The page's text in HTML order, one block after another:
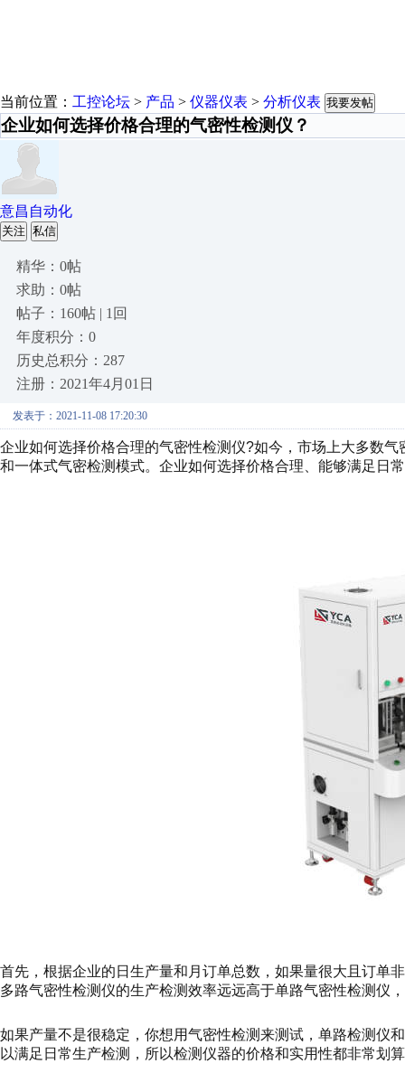
当前位置： 工控论坛 > 产品 > 仪器仪表 > 分析仪表 我要发帖
企业如何选择价格合理的气密性检测仪？
意昌自动化
关注 私信
精华：0帖
求助：0帖
帖子：160帖 | 1回
年度积分：0
历史总积分：287
注册：2021年4月01日
发表于：2021-11-08 17:20:30
企业如何选择价格合理的气密性检测仪?如今，市场上大多数
和一体式气密检测模式。企业如何选择价格合理、能够满足日
首先，根据企业的日生产量和月订单总数，如果量很大且订单
多路气密性检测仪的生产检测效率远远高于单路气密性检测仪
如果产量不是很稳定，你想用气密性检测来测试，单路检测仪
以满足日常生产检测，所以检测仪器的价格和实用性都非常划